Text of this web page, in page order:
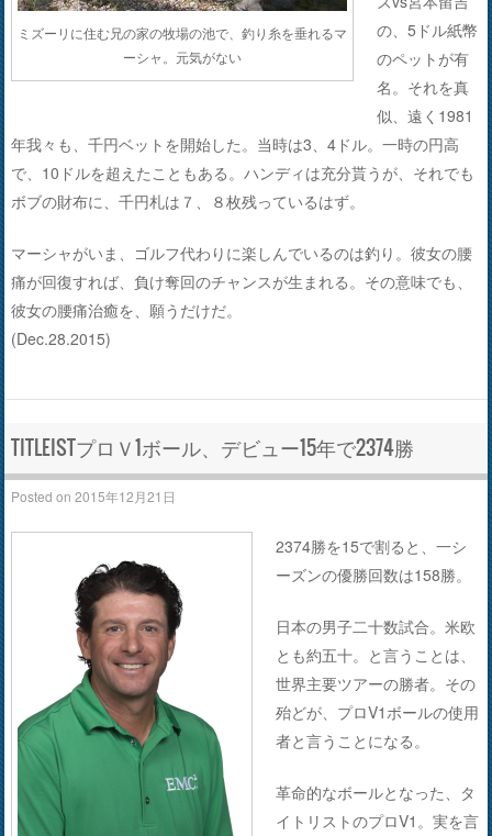
ミズーリに住む兄の家の牧場の池で、釣り糸を垂れるマ
ーシャ。元気がない
の、5ドル紙幣
のペットが有
名。それを真
似、遠く1981
年我々も、千円ベットを開始した。当時は3、4ドル。一時の円高
で、10ドルを超えたこともある。ハンディは充分貰うが、それでも
ボブの財布に、千円札は７、８枚残っているはず。
マーシャがいま、ゴルフ代わりに楽しんでいるのは釣り。彼女の腰
痛が回復すれば、負け奪回のチャンスが生まれる。その意味でも、
彼女の腰痛治癒を、願うだけだ。
(Dec.28.2015)
TITLEISTプロＶ1ボール、デビュー15年で2374勝
Posted on2015年12月21日
2374勝を15で割ると、一シ
ーズンの優勝回数は158勝。
日本の男子二十数試合。米欧
とも約五十。と言うことは、
世界主要ツアーの勝者。その
殆どが、プロV1ボールの使用
者と言うことになる。
革命的なボールとなった、タ
イトリストのプロV1。実を言